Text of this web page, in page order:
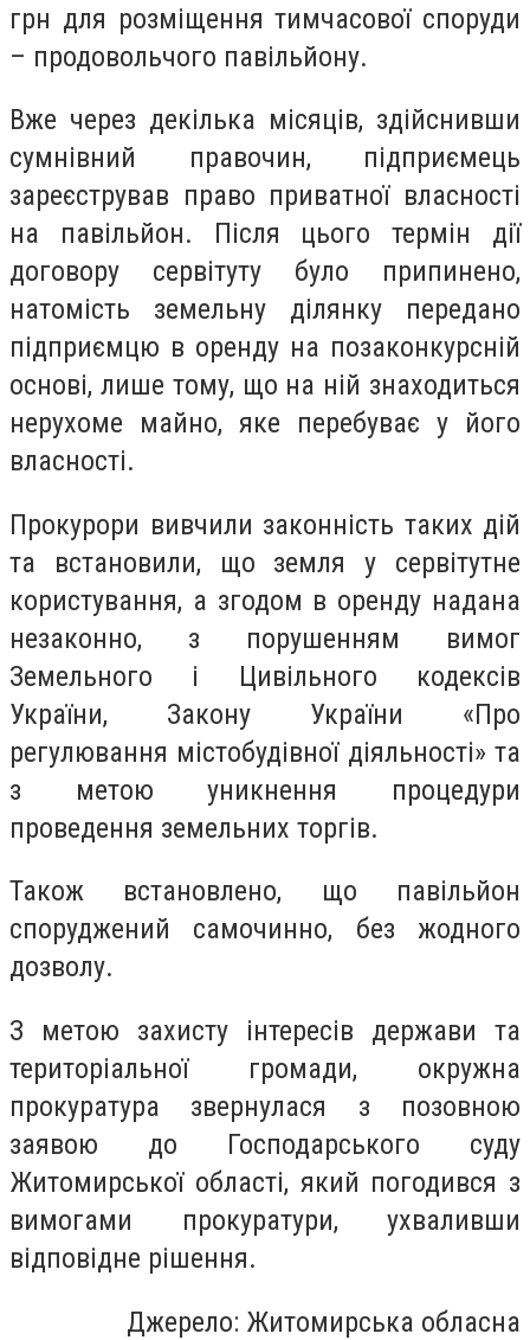
грн для розміщення тимчасової споруди
– продовольчого павільйону.
Вже через декілька місяців, здійснивши
сумнівний правочин, підприємець
зареєстрував право приватної власності
на павільйон. Після цього термін дії
договору сервітуту було припинено,
натомість земельну ділянку передано
підприємцю в оренду на позаконкурсній
основі, лише тому, що на ній знаходиться
нерухоме майно, яке перебуває у його
власності.
Прокурори вивчили законність таких дій
та встановили, що земля у сервітутне
користування, а згодом в оренду надана
незаконно, з порушенням вимог
Земельного і Цивільного кодексів
України, Закону України «Про
регулювання містобудівної діяльності» та
з метою уникнення процедури
проведення земельних торгів.
Також встановлено, що павільйон
споруджений самочинно, без жодного
дозволу.
З метою захисту інтересів держави та
територіальної громади, окружна
прокуратура звернулася з позовною
заявою до Господарського суду
Житомирської області, який погодився з
вимогами прокуратури, ухваливши
відповідне рішення.
Джерело: Житомирська обласна